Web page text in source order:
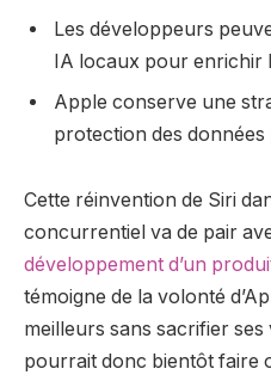
Les développeurs
IA locaux pour enrichir
Apple conserve une
protection des
Cette réinvention de Siri
concurrentiel va de pair
développement d’un
témoigne de la volonté
meilleurs sans sacrifier ses
pourrait donc bientôt faire